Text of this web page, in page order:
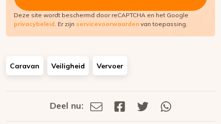
Deze site wordt beschermd door reCAPTCHA en het Google
privacybeleid. Er zijn servicevoorwaarden van toepassing.
Caravan Veiligheid Vervoer
Deel nu:
Deel
Deel
Deel